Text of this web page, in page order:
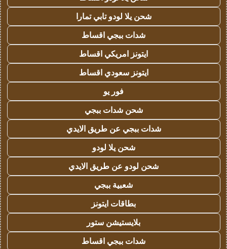
شحن يلا لودو تابي تمارا
شدات ببجي اقساط
ايتونز امريكي اقساط
ايتونز سعودي اقساط
فور يو
شحن شدات ببجي
شدات ببجي عن طريق الايدي
شحن يلا لودو
شحن لودو عن طريق الايدي
شعبية ببجي
بطاقات ايتونز
بلايستيشن ستور
شدات ببجي اقساط